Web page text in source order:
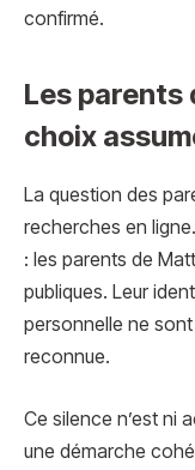
confirmé.
Les parents
choix
La question des
recherches en
: les parents de
publiques. Leur
personnelle ne
reconnue.
Ce silence n’est ni
une démarche